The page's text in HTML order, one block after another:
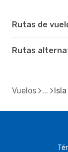
Rutas de
Rutas
Vuelos